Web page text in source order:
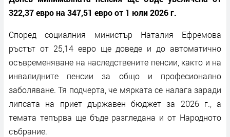
322,37 евро на 347,51 евро от 1 юли 2026 г.
Според социалния министър Наталия Ефремова
ръстът от 25,14 евро ще доведе и до автоматично
осъвременяване на наследствените пенсии, както и на
инвалидните пенсии за общо и професионално
заболяване. Тя подчерта, че мярката се налага заради
липсата на приет държавен бюджет за 2026 г., а
темата тепърва ще бъде разгледана и от Народното
събрание.